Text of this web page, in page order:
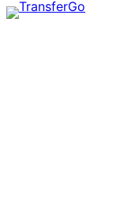
Skip